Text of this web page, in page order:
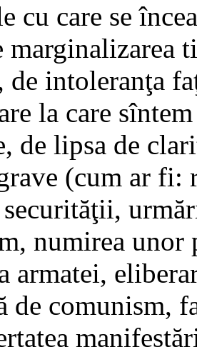
cu care se
de intoleranţa
la care
de lipsa de
(cum ar fi:
numirea unor
armatei,
de comunism,